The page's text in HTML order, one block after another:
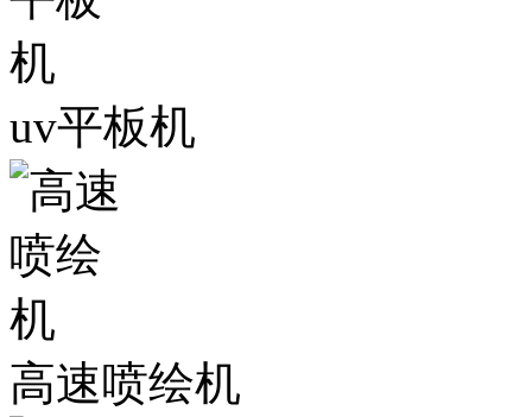
uv平板机
高速喷绘机